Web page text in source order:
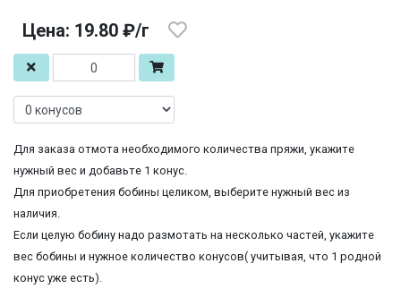
Цена: 19.80 ₽/г
Для заказа отмота необходимого количества пряжи, укажите
нужный вес и добавьте 1 конус.
Для приобретения бобины целиком, выберите нужный вес из
наличия.
Если целую бобину надо размотать на несколько частей, укажите
вес бобины и нужное количество конусов( учитывая, что 1 родной
конус уже есть).